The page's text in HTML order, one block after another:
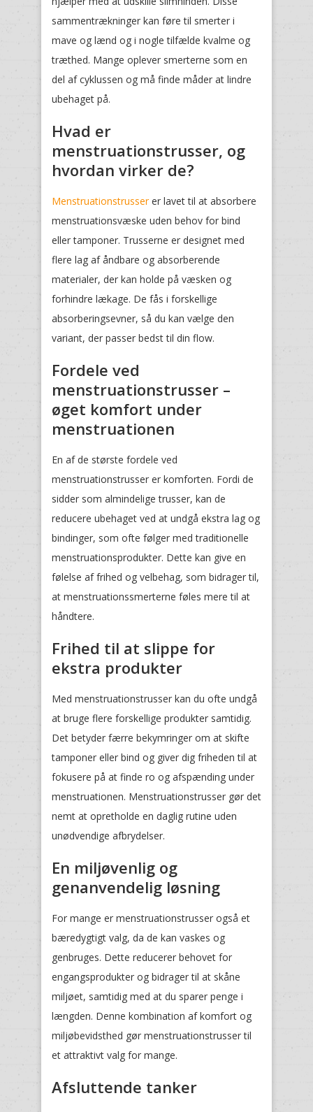
sammentrækninger kan føre til smerter i
mave og lænd og i nogle tilfælde kvalme og
træthed. Mange oplever smerterne som en
del af cyklussen og må finde måder at lindre
ubehaget på.
Hvad er
menstruationstrusser, og
hvordan virker de?
Menstruationstrusserer lavet til at absorbere
menstruationsvæske uden behov for bind
eller tamponer. Trusserne er designet med
flere lag af åndbare og absorberende
materialer, der kan holde på væsken og
forhindre lækage. De fås i forskellige
absorberingsevner, så du kan vælge den
variant, der passer bedst til din flow.
Fordele ved
menstruationstrusser –
øget komfort under
menstruationen
En af de største fordele ved
menstruationstrusser er komforten. Fordi de
sidder som almindelige trusser, kan de
reducere ubehaget ved at undgå ekstra lag og
bindinger, som ofte følger med traditionelle
menstruationsprodukter. Dette kan give en
følelse af frihed og velbehag, som bidrager til,
at menstruationssmerterne føles mere til at
håndtere.
Frihed til at slippe for
ekstra produkter
Med menstruationstrusser kan du ofte undgå
at bruge flere forskellige produkter samtidig.
Det betyder færre bekymringer om at skifte
tamponer eller bind og giver dig friheden til at
fokusere på at finde ro og afspænding under
menstruationen. Menstruationstrusser gør det
nemt at opretholde en daglig rutine uden
unødvendige afbrydelser.
En miljøvenlig og
genanvendelig løsning
For mange er menstruationstrusser også et
bæredygtigt valg, da de kan vaskes og
genbruges. Dette reducerer behovet for
engangsprodukter og bidrager til at skåne
miljøet, samtidig med at du sparer penge i
længden. Denne kombination af komfort og
miljøbevidsthed gør menstruationstrusser til
et attraktivt valg for mange.
Afsluttende tanker